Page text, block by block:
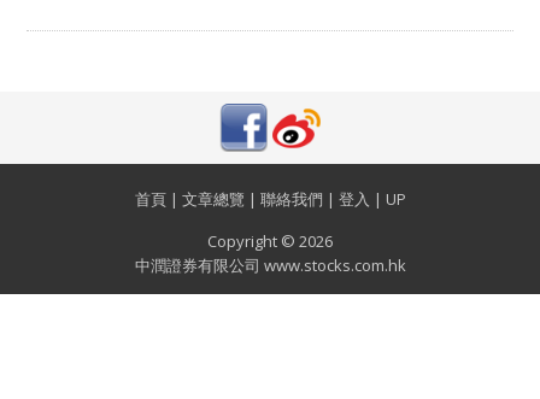
首頁| 文章總覽 | 聯絡我們 | 登入 | UP
Copyright © 2026
中潤證券有限公司 www.stocks.com.hk